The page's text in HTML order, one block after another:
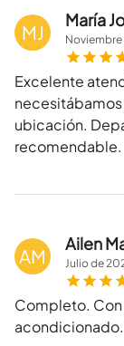
MJ
María
Noviembre
Excelente
necesitábamos
ubicación.
recomendable.
AM
Ailen
Juliode
Completo.